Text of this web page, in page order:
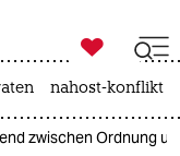

taz zahl ich
nahost-konflikt
zwischen Ordnung